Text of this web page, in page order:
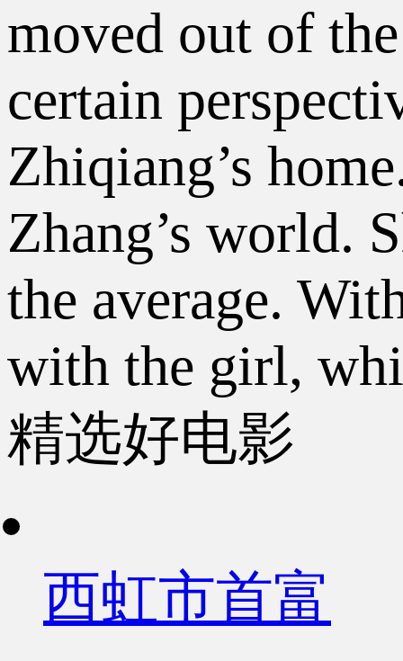
moved out of
certain
Zhiqiang’s
Zhang’s world.
the average.
with the girl,
精选好电影
西虹市首富